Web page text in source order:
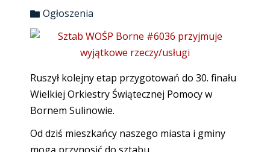
Ogłoszenia
Ruszył kolejny etap przygotowań do 30. finału
Wielkiej Orkiestry Świątecznej Pomocy w
Bornem Sulinowie.
Od dziś mieszkańcy naszego miasta i gminy